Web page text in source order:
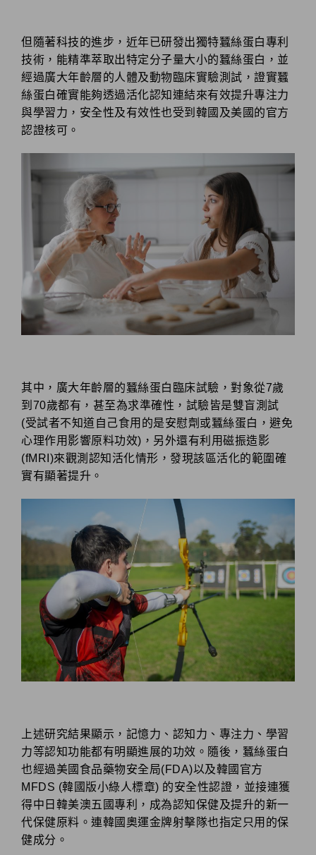
但隨著科技的進步，近年已研發出獨特蠶絲蛋白專利
技術，能精準萃取出特定分子量大小的蠶絲蛋白，並
經過廣大年齡層的人體及動物臨床實驗測試，證實蠶
絲蛋白確實能夠透過活化認知連結來有效提升專注力
與學習力，安全性及有效性也受到韓國及美國的官方
認證核可。
其中，廣大年齡層的蠶絲蛋白臨床試驗，對象從7歲
到70歲都有，甚至為求準確性，試驗皆是雙盲測試
(受試者不知道自己食用的是安慰劑或蠶絲蛋白，避免
心理作用影響原料功效)，另外還有利用磁振造影
(fMRI)來觀測認知活化情形，發現該區活化的範圍確
實有顯著提升。
上述研究結果顯示，記憶力、認知力、專注力、學習
力等認知功能都有明顯進展的功效。隨後，蠶絲蛋白
也經過美國食品藥物安全局(FDA)以及韓國官方
MFDS (韓國版小綠人標章) 的安全性認證，並接連獲
得中日韓美澳五國專利，成為認知保健及提升的新一
代保健原料。連韓國奧運金牌射擊隊也指定只用的保
健成分。